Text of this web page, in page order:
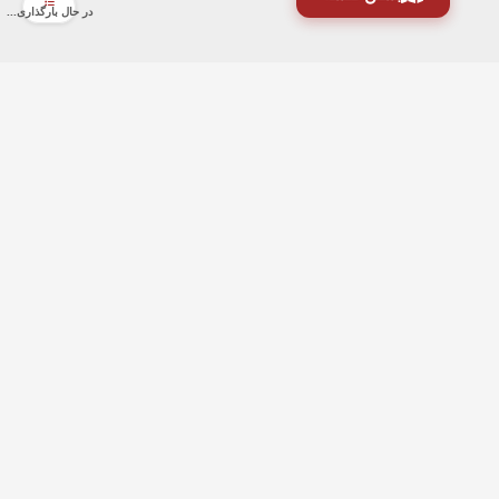
در حال بارگذاری...